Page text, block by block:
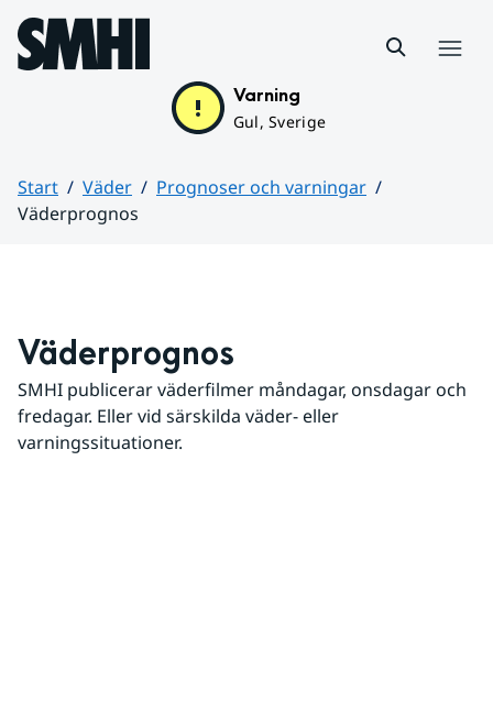
Hoppa till sidans innehåll
Varning
Gul, Sverige
Start Väder
Prognoser och varningar
Väderprognos
Väderprognos
SMHI publicerar väderfilmer måndagar, onsdagar och
fredagar. Eller vid särskilda väder- eller
varningssituationer.